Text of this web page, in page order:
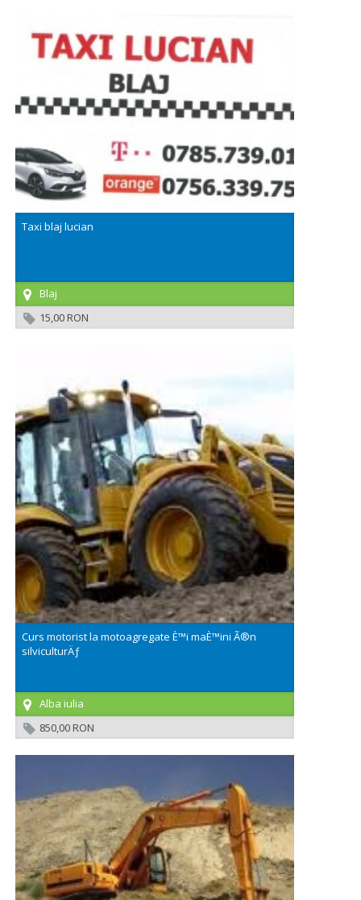
Taxi blaj lucian
Blaj
15,00 RON
Curs motorist la motoagregate È™i maÈ™ini Ã®n
silviculturÄƒ
Alba iulia
850,00 RON